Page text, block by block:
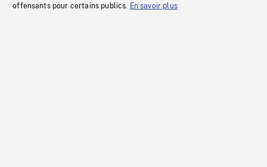
offensants pour certains publics. En savoir plus